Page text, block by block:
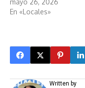
mayo 26, 2026
En «Locales»
Written by